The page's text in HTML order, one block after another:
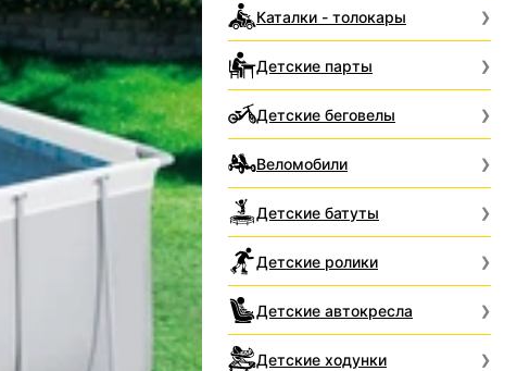
Каталки - толокары
Детские парты
Детские беговелы
Веломобили
Детские батуты
Детские ролики
Детские автокресла
Детские ходунки